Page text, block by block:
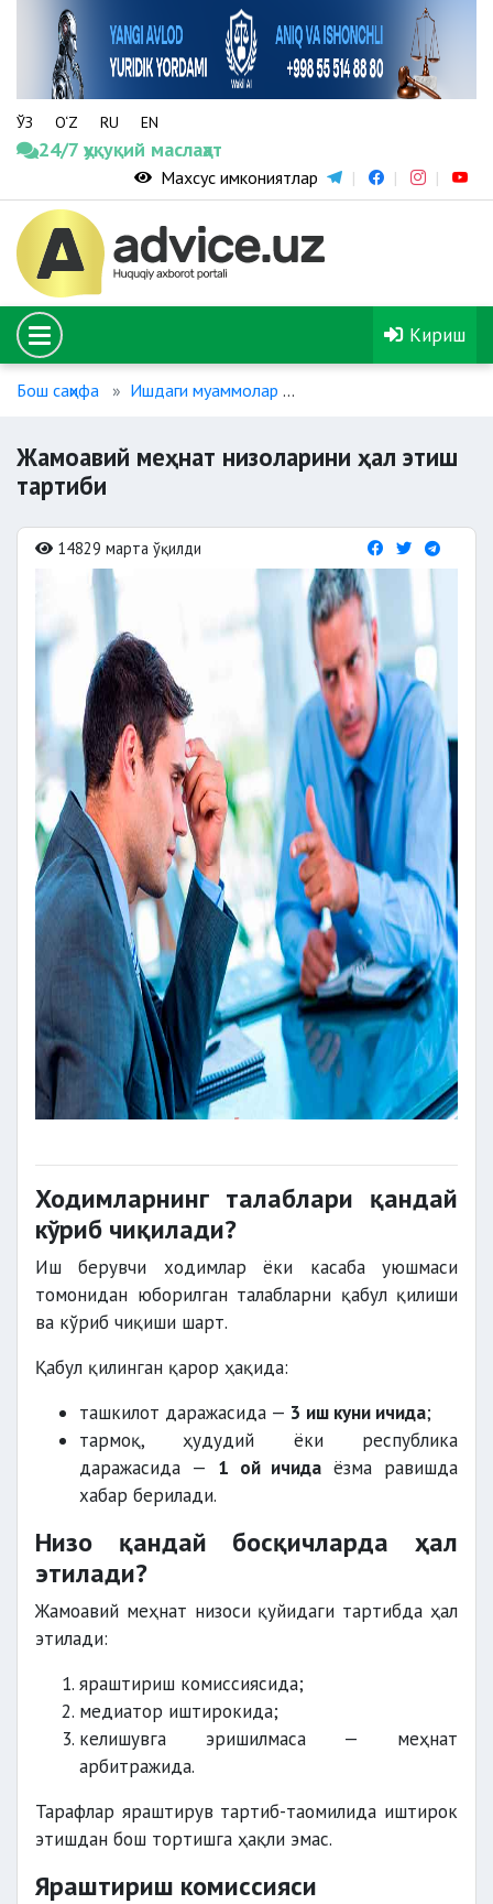
ЎЗ O‘Z RU EN
24/7 ҳуқуқий маслаҳат
Махсус имкониятлар
Кириш
Бош саҳифа Ишдаги муаммолар
Жамоавий меҳнат низоларини ҳал этиш
тартиби
14829 марта ўқилди
Ходимларнинг талаблари қандай
кўриб чиқилади?
Иш берувчи ходимлар ёки касаба уюшмаси
томонидан юборилган талабларни қабул қилиши
ва кўриб чиқиши шарт.
Қабул қилинган қарор ҳақида:
ташкилот даражасида — 3 иш куни ичида;
тармоқ, ҳудудий ёки республика
даражасида — 1 ой ичида ёзма равишда
хабар берилади.
Низо қандай босқичларда ҳал
этилади?
Жамоавий меҳнат низоси қуйидаги тартибда ҳал
этилади:
яраштириш комиссиясида;
медиатор иштирокида;
келишувга эришилмаса — меҳнат
арбитражида.
Тарафлар яраштирув тартиб-таомилида иштирок
этишдан бош тортишга ҳақли эмас.
Яраштириш комиссияси